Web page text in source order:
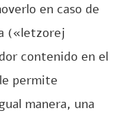
en caso de
(«letzorej
contenido en el
permite
manera, una